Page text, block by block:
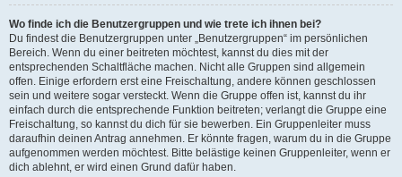
Wo finde ich die Benutzergruppen und wie trete ich ihnen bei?
Du findest die Benutzergruppen unter „Benutzergruppen“ im persönlichen
Bereich. Wenn du einer beitreten möchtest, kannst du dies mit der
entsprechenden Schaltfläche machen. Nicht alle Gruppen sind allgemein
offen. Einige erfordern erst eine Freischaltung, andere können geschlossen
sein und weitere sogar versteckt. Wenn die Gruppe offen ist, kannst du ihr
einfach durch die entsprechende Funktion beitreten; verlangt die Gruppe eine
Freischaltung, so kannst du dich für sie bewerben. Ein Gruppenleiter muss
daraufhin deinen Antrag annehmen. Er könnte fragen, warum du in die Gruppe
aufgenommen werden möchtest. Bitte belästige keinen Gruppenleiter, wenn er
dich ablehnt, er wird einen Grund dafür haben.